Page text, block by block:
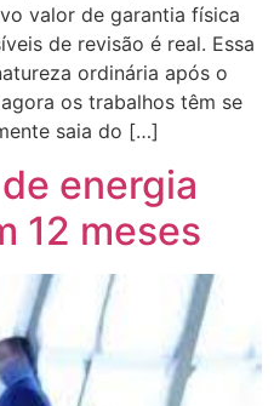
valor de garantia física
de revisão é real. Essa
ordinária após o
os trabalhos têm se
saia do […]
energia
12 meses